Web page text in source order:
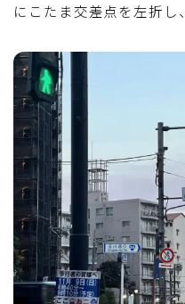
にこたま交差点を左折し、